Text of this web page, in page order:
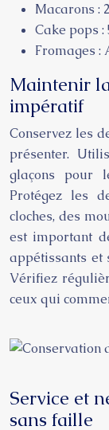
Macarons :
Cake pops :
Fromages :
Maintenir
impératif
Conservez les
présenter.
glaçons pour
Protégez les
cloches, des
est important
appétissants et
Vérifiez
ceux qui
Service et
sans faille